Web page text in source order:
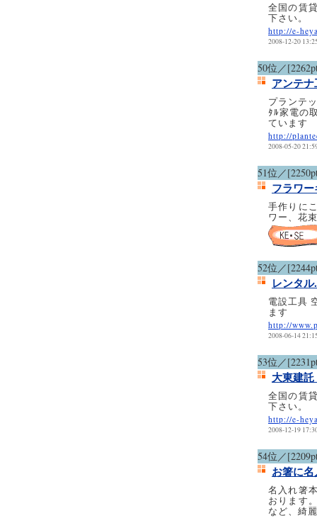
全国の賃
下さい。
http://e-
2008-12-20
50位／
アンテ
プランテ
ﾀﾙ家電の
ています
http://
2008-05-20
51位／
フラワ
手作りに
ワー、花
52位／
レンタ
電設工具
ます
http://
2008-06-14
53位／
大東建
全国の賃
下さい。
http://e-
2008-12-19
54位／
お箸に
名入れ箸
おります
など、綺